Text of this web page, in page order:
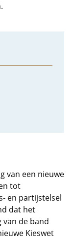
van een nieuwe
tot
en partijstelsel
dat het
van de band
Kieswet